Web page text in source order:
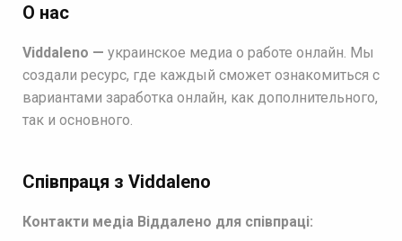
О нас
Viddaleno — украинское медиа о работе онлайн. Мы
создали ресурс, где каждый сможет ознакомиться с
вариантами заработка онлайн, как дополнительного,
так и основного.
Співпраця з Viddaleno
Контакти медіа Віддалено для співпраці: